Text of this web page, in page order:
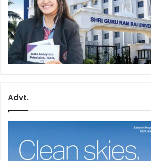
Advt.